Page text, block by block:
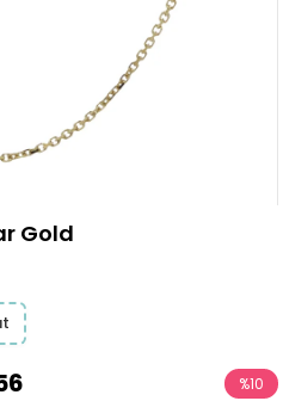
Gold
%10